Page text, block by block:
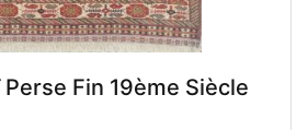
Fin 19ème Siècle